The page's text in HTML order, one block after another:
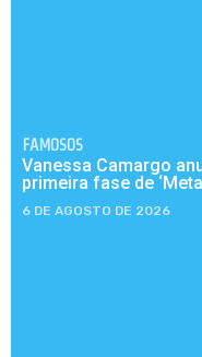
FAMOSOS
Vanessa Camargo
primeira fase de
6 DE AGOSTO DE 2026